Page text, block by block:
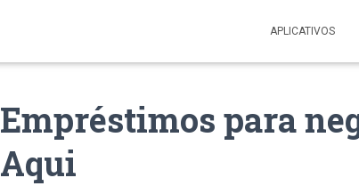
APLICATIVOS
Empréstimos para
Aqui